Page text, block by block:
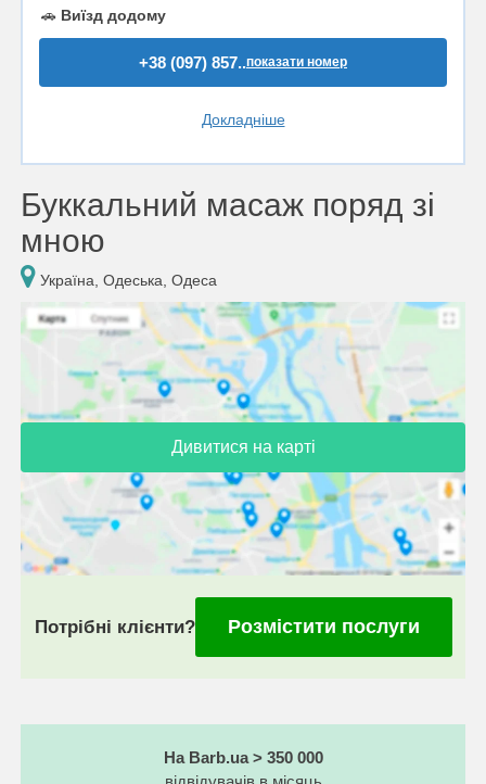
🚗 Виїзд додому
+38 (097) 857..показати номер
Докладніше
Буккальний масаж поряд зі
мною
Україна, Одеська, Одеса
Дивитися на карті
Потрібні клієнти? Розмістити послуги
На Barb.ua > 350 000